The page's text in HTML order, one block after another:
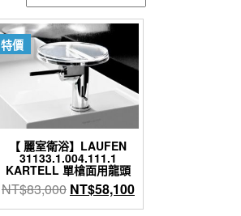
特價
【 麗室衛浴】LAUFEN
31133.1.004.111.1
KARTELL 單槍面用龍頭
NT$83,000 原
始
NT$58,100目
前